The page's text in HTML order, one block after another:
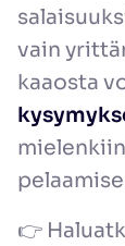
vain
kaaosta
👉